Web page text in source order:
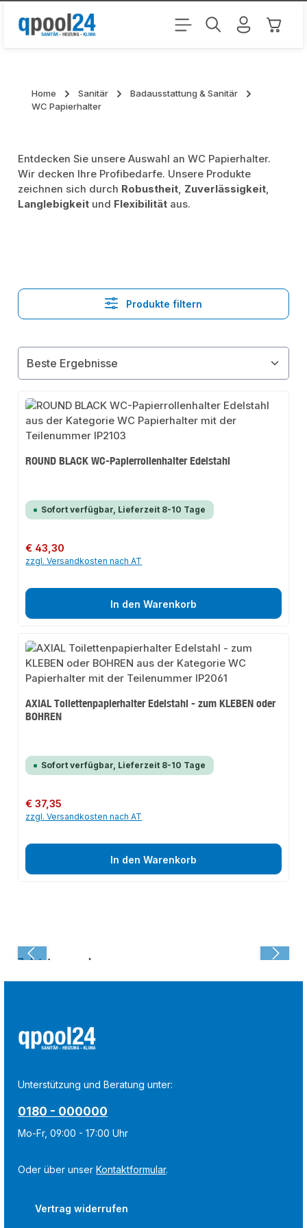
Zum Hauptinhalt springen
Home Sanitär
Badausstattung & Sanitär
WC Papierhalter
Entdecken Sie unsere Auswahl an WC Papierhalter.
Wir decken Ihre Profibedarfe. Unsere Produkte
zeichnen sich durch Robustheit, Zuverlässigkeit,
Langlebigkeit und Flexibilität aus.
Produkte filtern
ROUND BLACK WC-Papierrollenhalter Edelstahl
Sofort verfügbar, Lieferzeit 8-10 Tage
Regulärer Preis:
€ 43,30
zzgl. Versandkosten nach AT
In den Warenkorb
AXIAL Toilettenpapierhalter Edelstahl - zum KLEBEN oder
BOHREN
Sofort verfügbar, Lieferzeit 8-10 Tage
Regulärer Preis:
€ 37,35
zzgl. Versandkosten nach AT
In den Warenkorb
Zuletzt angesehen:
Unterstützung und Beratung unter:
0180 - 000000
Mo-Fr, 09:00 - 17:00 Uhr
Oder über unserKontaktformular.
Vertrag widerrufen